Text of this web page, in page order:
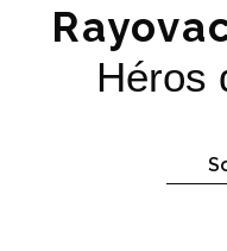
Héros